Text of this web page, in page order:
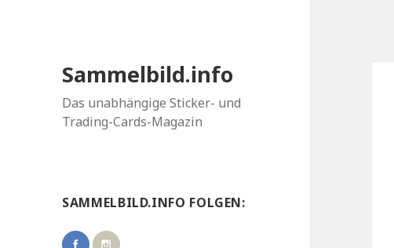
Sammelbild.info
Das unabhängige Sticker- und
Trading-Cards-Magazin
SAMMELBILD.INFO FOLGEN: